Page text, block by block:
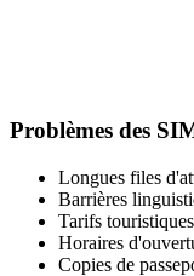
Problèmes des
Longues files
Barrières
Tarifs
Horaires
Copies de